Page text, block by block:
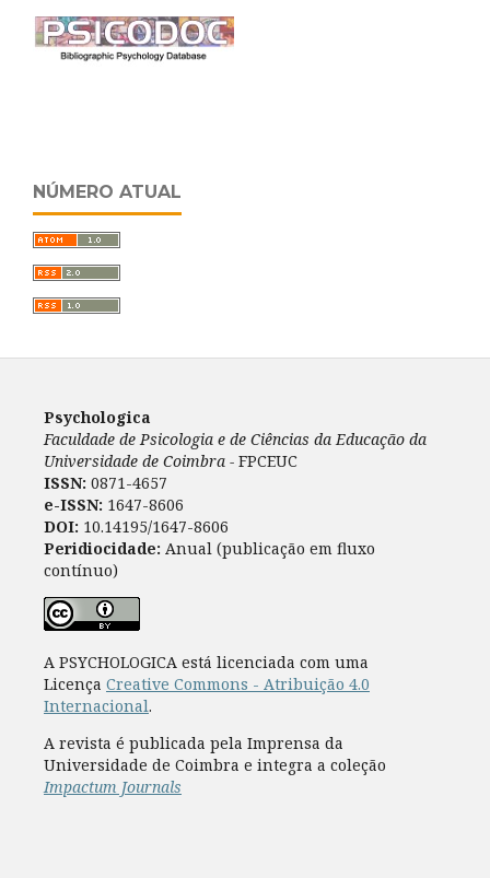
NÚMERO ATUAL
Psychologica
Faculdade de Psicologia e de Ciências da Educação da
Universidade de Coimbra - FPCEUC
ISSN: 0871-4657
e-ISSN: 1647-8606
DOI: 10.14195/1647-8606
Peridiocidade: Anual (publicação em fluxo
contínuo)
A PSYCHOLOGICA está licenciada com uma
Licença Creative Commons - Atribuição 4.0
Internacional.
A revista é publicada pela Imprensa da
Universidade de Coimbra e integra a coleção
Impactum Journals